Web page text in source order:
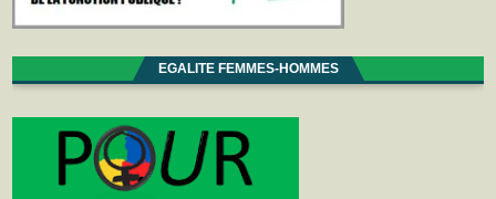
EGALITE FEMMES-HOMMES